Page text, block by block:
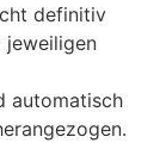
definitiv
automatisch